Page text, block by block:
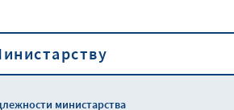
министарства